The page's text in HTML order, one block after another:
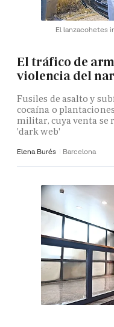
El lanzacohetes
El tráfico de
violencia del
Fusiles de asalto y
cocaína o
militar, cuya venta se
'dark web'
Elena Burés Barcelona